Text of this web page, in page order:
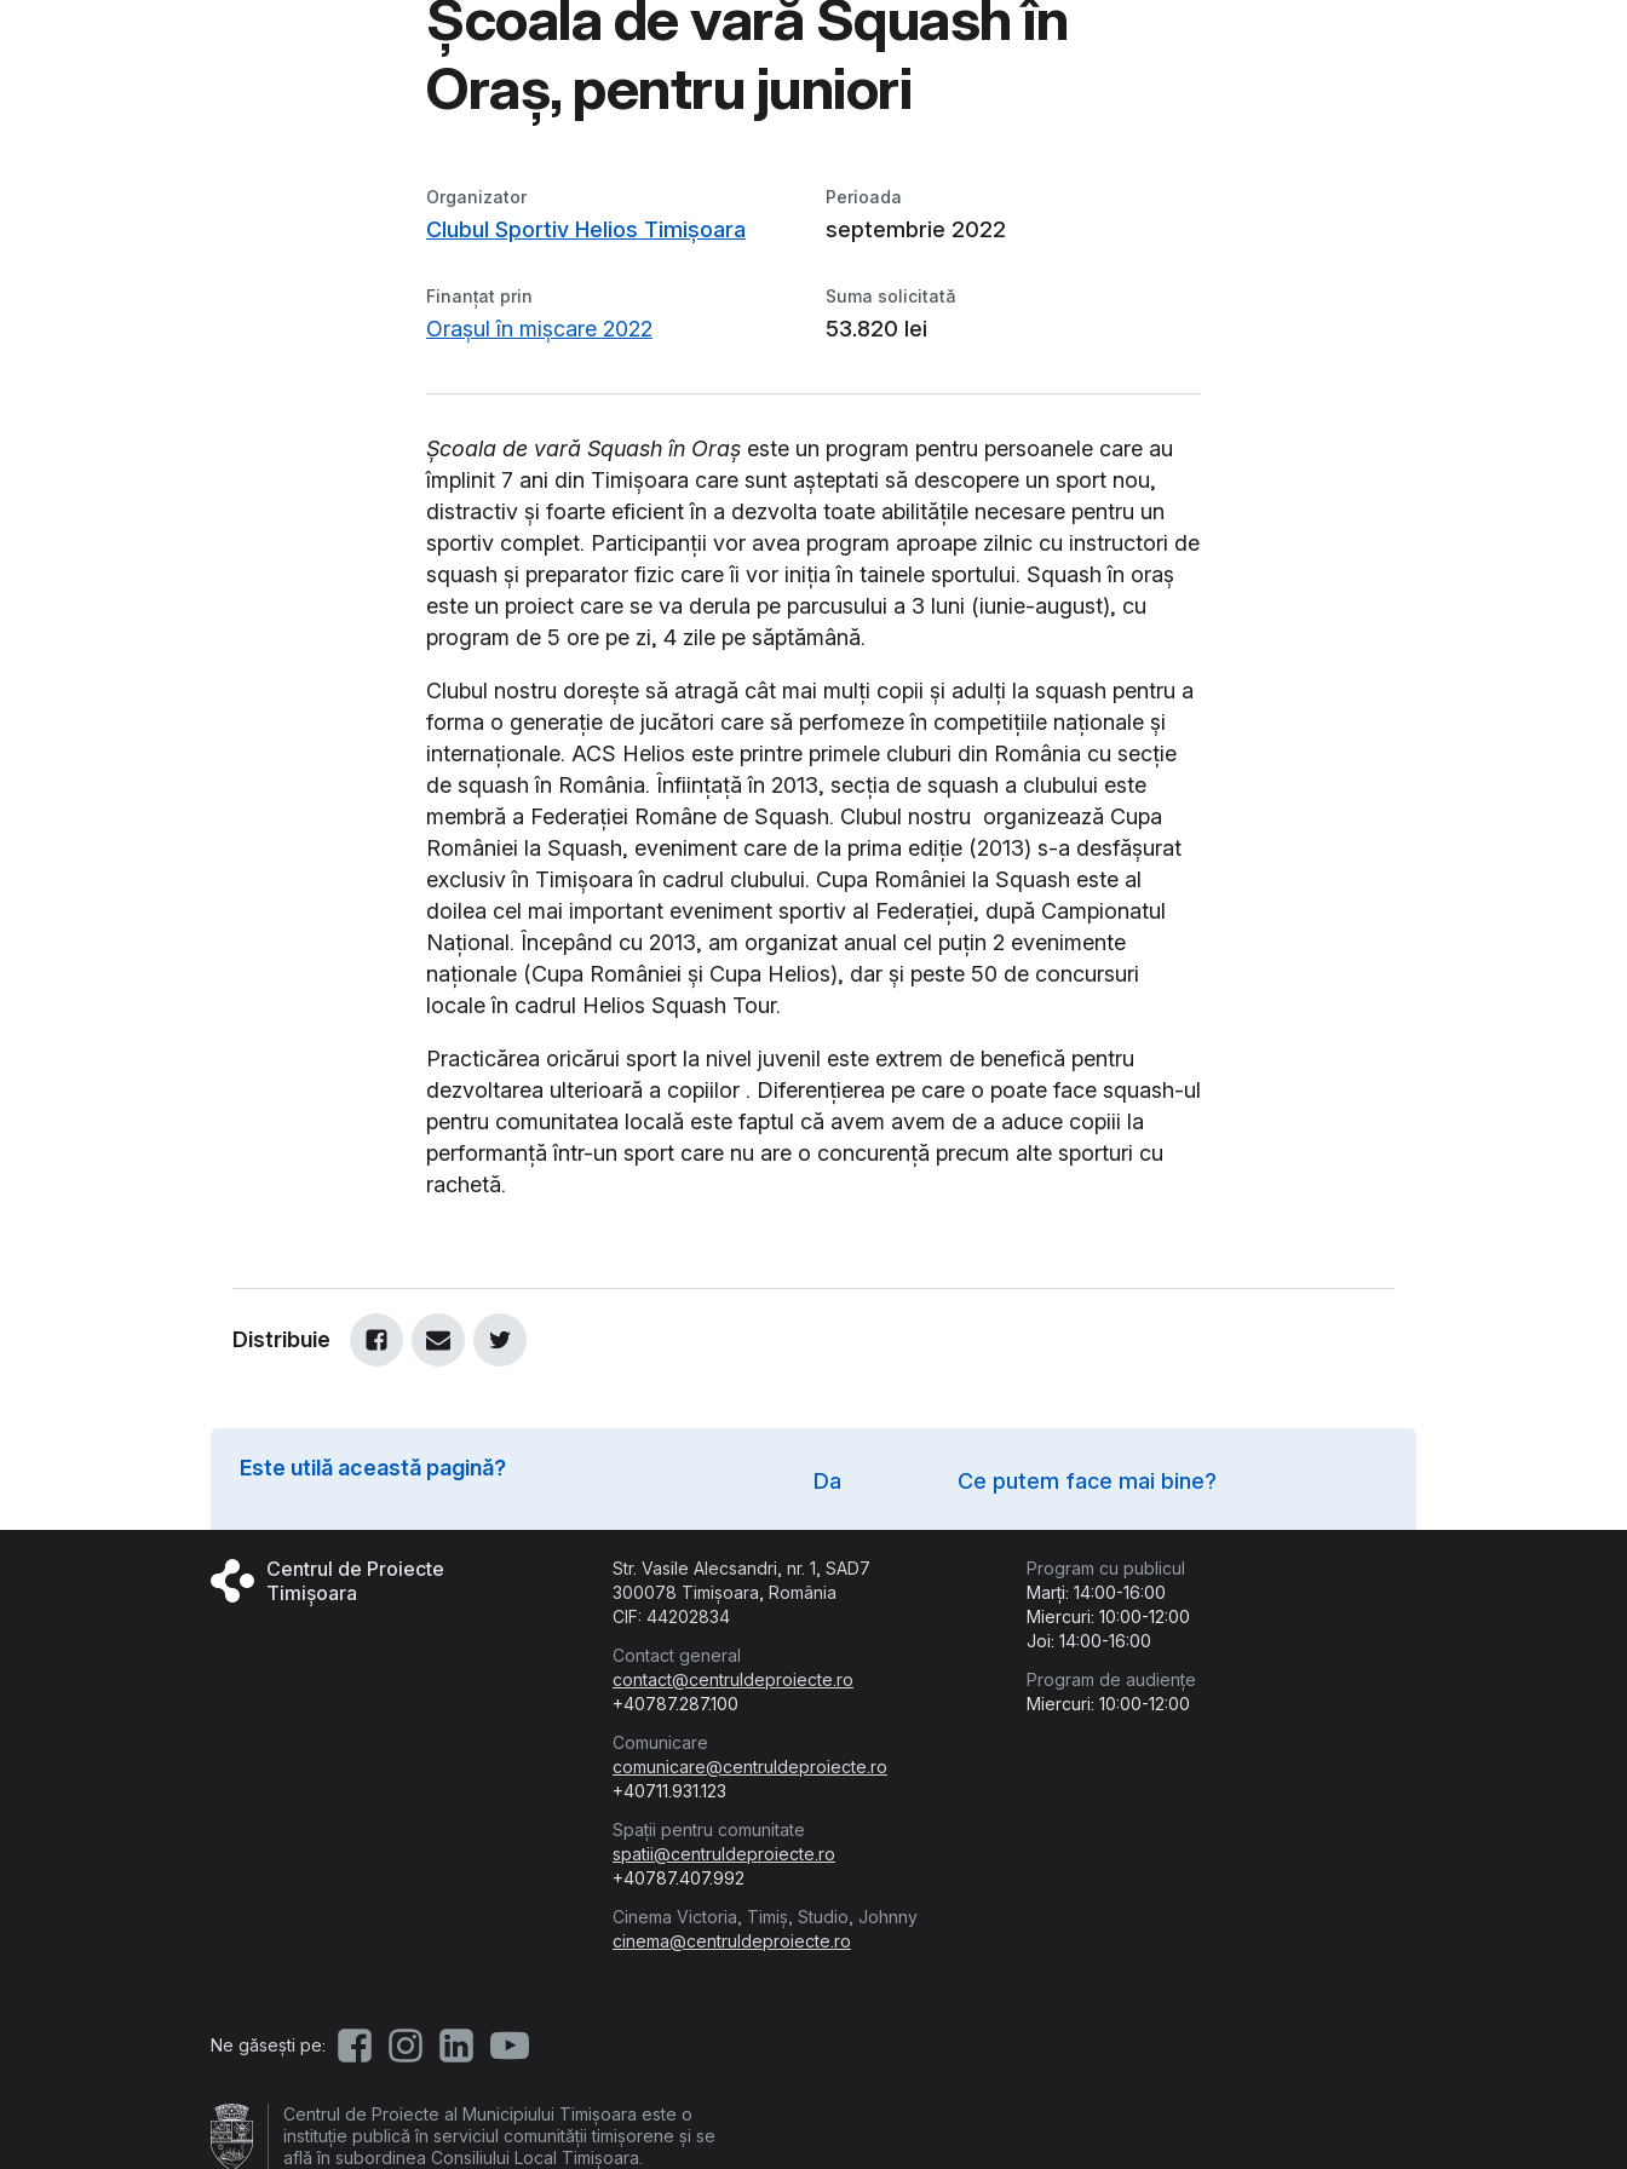
Școala de vară Squash în
Oraș, pentru juniori
Organizator
Clubul Sportiv Helios Timișoara
Perioada
septembrie 2022
Finanțat prin
Orașul în mișcare 2022
Suma solicitată
53.820 lei
Școala de vară Squash în Oraș este un program pentru persoanele care au
împlinit 7 ani din Timișoara care sunt așteptati să descopere un sport nou,
distractiv și foarte eficient în a dezvolta toate abilitățile necesare pentru un
sportiv complet. Participanții vor avea program aproape zilnic cu instructori de
squash și preparator fizic care îi vor iniția în tainele sportului. Squash în oraș
este un proiect care se va derula pe parcusului a 3 luni (iunie-august), cu
program de 5 ore pe zi, 4 zile pe săptămână.
Clubul nostru dorește să atragă cât mai mulți copii și adulți la squash pentru a
forma o generație de jucători care să perfomeze în competițiile naționale și
internaționale. ACS Helios este printre primele cluburi din România cu secție
de squash în România. Înființață în 2013, secția de squash a clubului este
membră a Federației Române de Squash. Clubul nostru organizează Cupa
României la Squash, eveniment care de la prima ediție (2013) s-a desfășurat
exclusiv în Timișoara în cadrul clubului. Cupa României la Squash este al
doilea cel mai important eveniment sportiv al Federației, după Campionatul
Național. Începând cu 2013, am organizat anual cel puțin 2 evenimente
naționale (Cupa României și Cupa Helios), dar și peste 50 de concursuri
locale în cadrul Helios Squash Tour.
Practicărea oricărui sport la nivel juvenil este extrem de benefică pentru
dezvoltarea ulterioară a copiilor . Diferențierea pe care o poate face squash-ul
pentru comunitatea locală este faptul că avem avem de a aduce copiii la
performanță într-un sport care nu are o concurență precum alte sporturi cu
rachetă.
Distribuie
Este utilă această pagină?
Da Ce putem face mai bine?
Centrul de Proiecte
Timișoara
Str. Vasile Alecsandri, nr. 1, SAD7
300078 Timișoara, România
CIF: 44202834
Contact general
contact@centruldeproiecte.ro
+40787.287.100
Comunicare
comunicare@centruldeproiecte.ro
+40711.931.123
Spații pentru comunitate
spatii@centruldeproiecte.ro
+40787.407.992
Cinema Victoria, Timiș, Studio, Johnny
cinema@centruldeproiecte.ro
Program cu publicul
Marți: 14:00-16:00
Miercuri: 10:00-12:00
Joi: 14:00-16:00
Program de audiențe
Miercuri: 10:00-12:00
Ne găsești pe:
Centrul de Proiecte al Municipiului Timișoara este o
instituție publică în serviciul comunității timișorene și se
află în subordinea Consiliului Local Timișoara.